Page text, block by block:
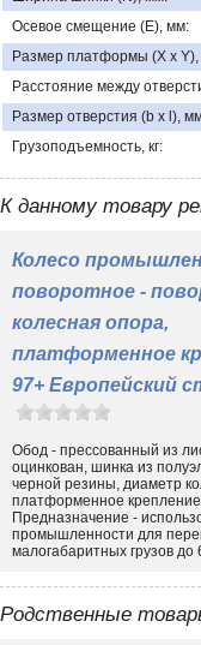
Осевое смещение (E), мм:
Размер платформы (X x
Расстояние между
Размер отверстия (b x l),
Грузоподъемность, кг:
К данному товару
Колесо
поворотное -
колесная опора,
платформенное
97+ Европейский
Обод - прессованный из
оцинкован, шинка из
черной резины, диаметр
платформенное
Предназначение -
промышленности для
малогабаритных грузов до
Родственные